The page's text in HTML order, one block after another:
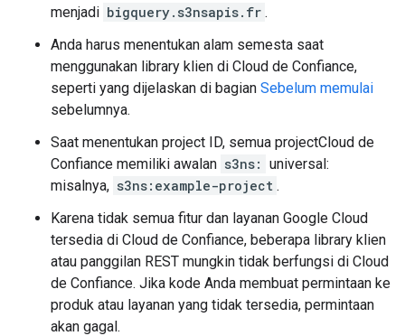
menjadi bigquery.s3nsapis.fr .
Anda harus menentukan alam semesta saat
menggunakan library klien di Cloud de Confiance,
seperti yang dijelaskan di bagian Sebelum memulai
sebelumnya.
Saat menentukan project ID, semua projectCloud de
Confiance memiliki awalan s3ns: universal:
misalnya, s3ns:example-project .
Karena tidak semua fitur dan layanan Google Cloud
tersedia di Cloud de Confiance, beberapa library klien
atau panggilan REST mungkin tidak berfungsi di Cloud
de Confiance. Jika kode Anda membuat permintaan ke
produk atau layanan yang tidak tersedia, permintaan
akan gagal.